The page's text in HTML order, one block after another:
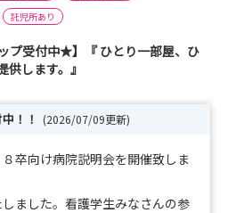
託児所あり
プ受付中★】『 ひとり一部屋、ひ
供します。』
！！ (2026/07/09更新)
卒向け病院説明会を開催致しま
ました。看護学生みなさんの参